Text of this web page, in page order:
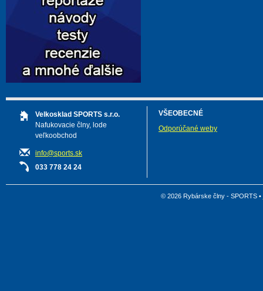
Velkosklad SPORTS s.r.o.
Nafukovacie člny, lode
veľkoobchod
info@sports.sk
033 778 24 24
VŠEOBECNÉ
Odporúčané weby
© 2026 Rybárske člny - SPORTS •